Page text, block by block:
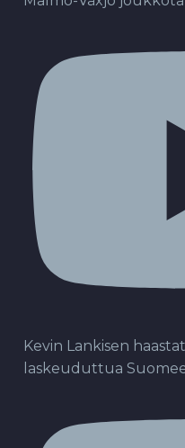
Kevin Lankisen
laskeuduttua